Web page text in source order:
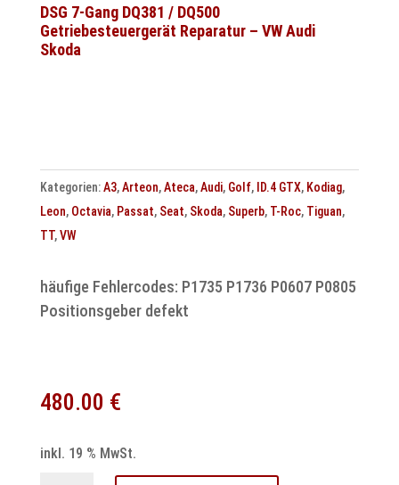
Reparatur
für
A4,
DSG 7-Gang DQ381 / DQ500
Getriebesteuergerät Reparatur – VW Audi
Skoda
Kategorien:A3,Arteon,Ateca,Audi, Golf, ID.4 GTX, Kodiag,
Leon, Octavia, Passat, Seat, Skoda, Superb, T-Roc, Tiguan,
TT,VW
häufige Fehlercodes: P1735 P1736 P0607 P0805
Positionsgeber defekt
480.00 €
inkl. 19 % MwSt.